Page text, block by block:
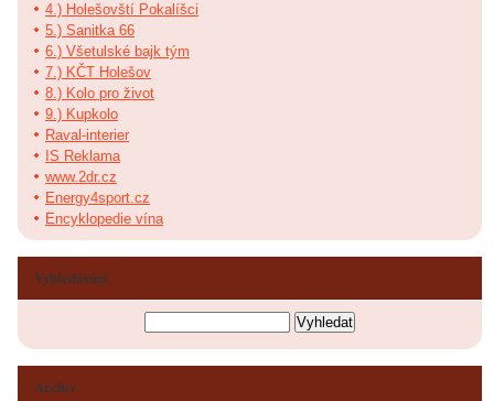
4.) Holešovští Pokalíšci
5.) Sanitka 66
6.) Všetulské bajk tým
7.) KČT Holešov
8.) Kolo pro život
9.) Kupkolo
Raval-interier
IS Reklama
www.2dr.cz
Energy4sport.cz
Encyklopedie vína
Vyhledávání
Archiv